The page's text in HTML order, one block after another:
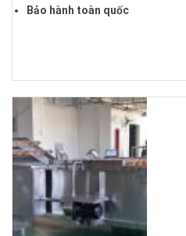
Bảo hành toàn quốc